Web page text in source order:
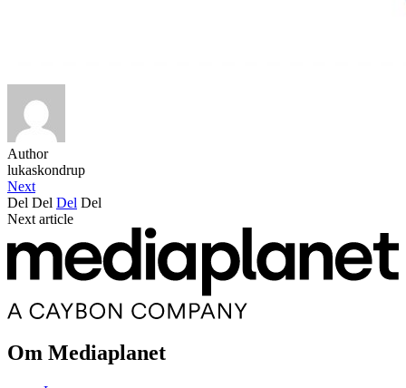
Author
lukaskondrup
Next
Del Del Del Del
Next article
Om Mediaplanet